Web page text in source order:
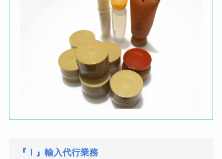
『Ⅰ』輸入代行業務